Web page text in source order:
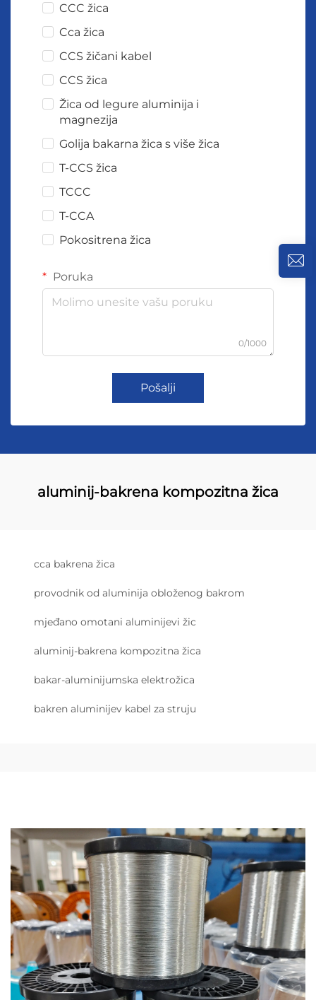
CCC žica
Cca žica
CCS žičani kabel
CCS žica
Žica od legure aluminija i
magnezija
Golija bakarna žica s više žica
T-CCS žica
TCCC
T-CCA
Pokositrena žica
Poruka
0/1000
Pošalji
aluminij-bakrena kompozitna žica
cca bakrena žica
provodnik od aluminija obloženog bakrom
mjeđano omotani aluminijevi žic
aluminij-bakrena kompozitna žica
bakar-aluminijumska elektrožica
bakren aluminijev kabel za struju